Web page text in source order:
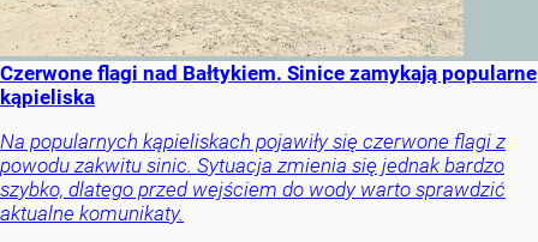
Czerwone flagi nad Bałtykiem. Sinice zamykają popularne
kąpieliska
Na popularnych kąpieliskach pojawiły się czerwone flagi z
powodu zakwitu sinic. Sytuacja zmienia się jednak bardzo
szybko, dlatego przed wejściem do wody warto sprawdzić
aktualne komunikaty.